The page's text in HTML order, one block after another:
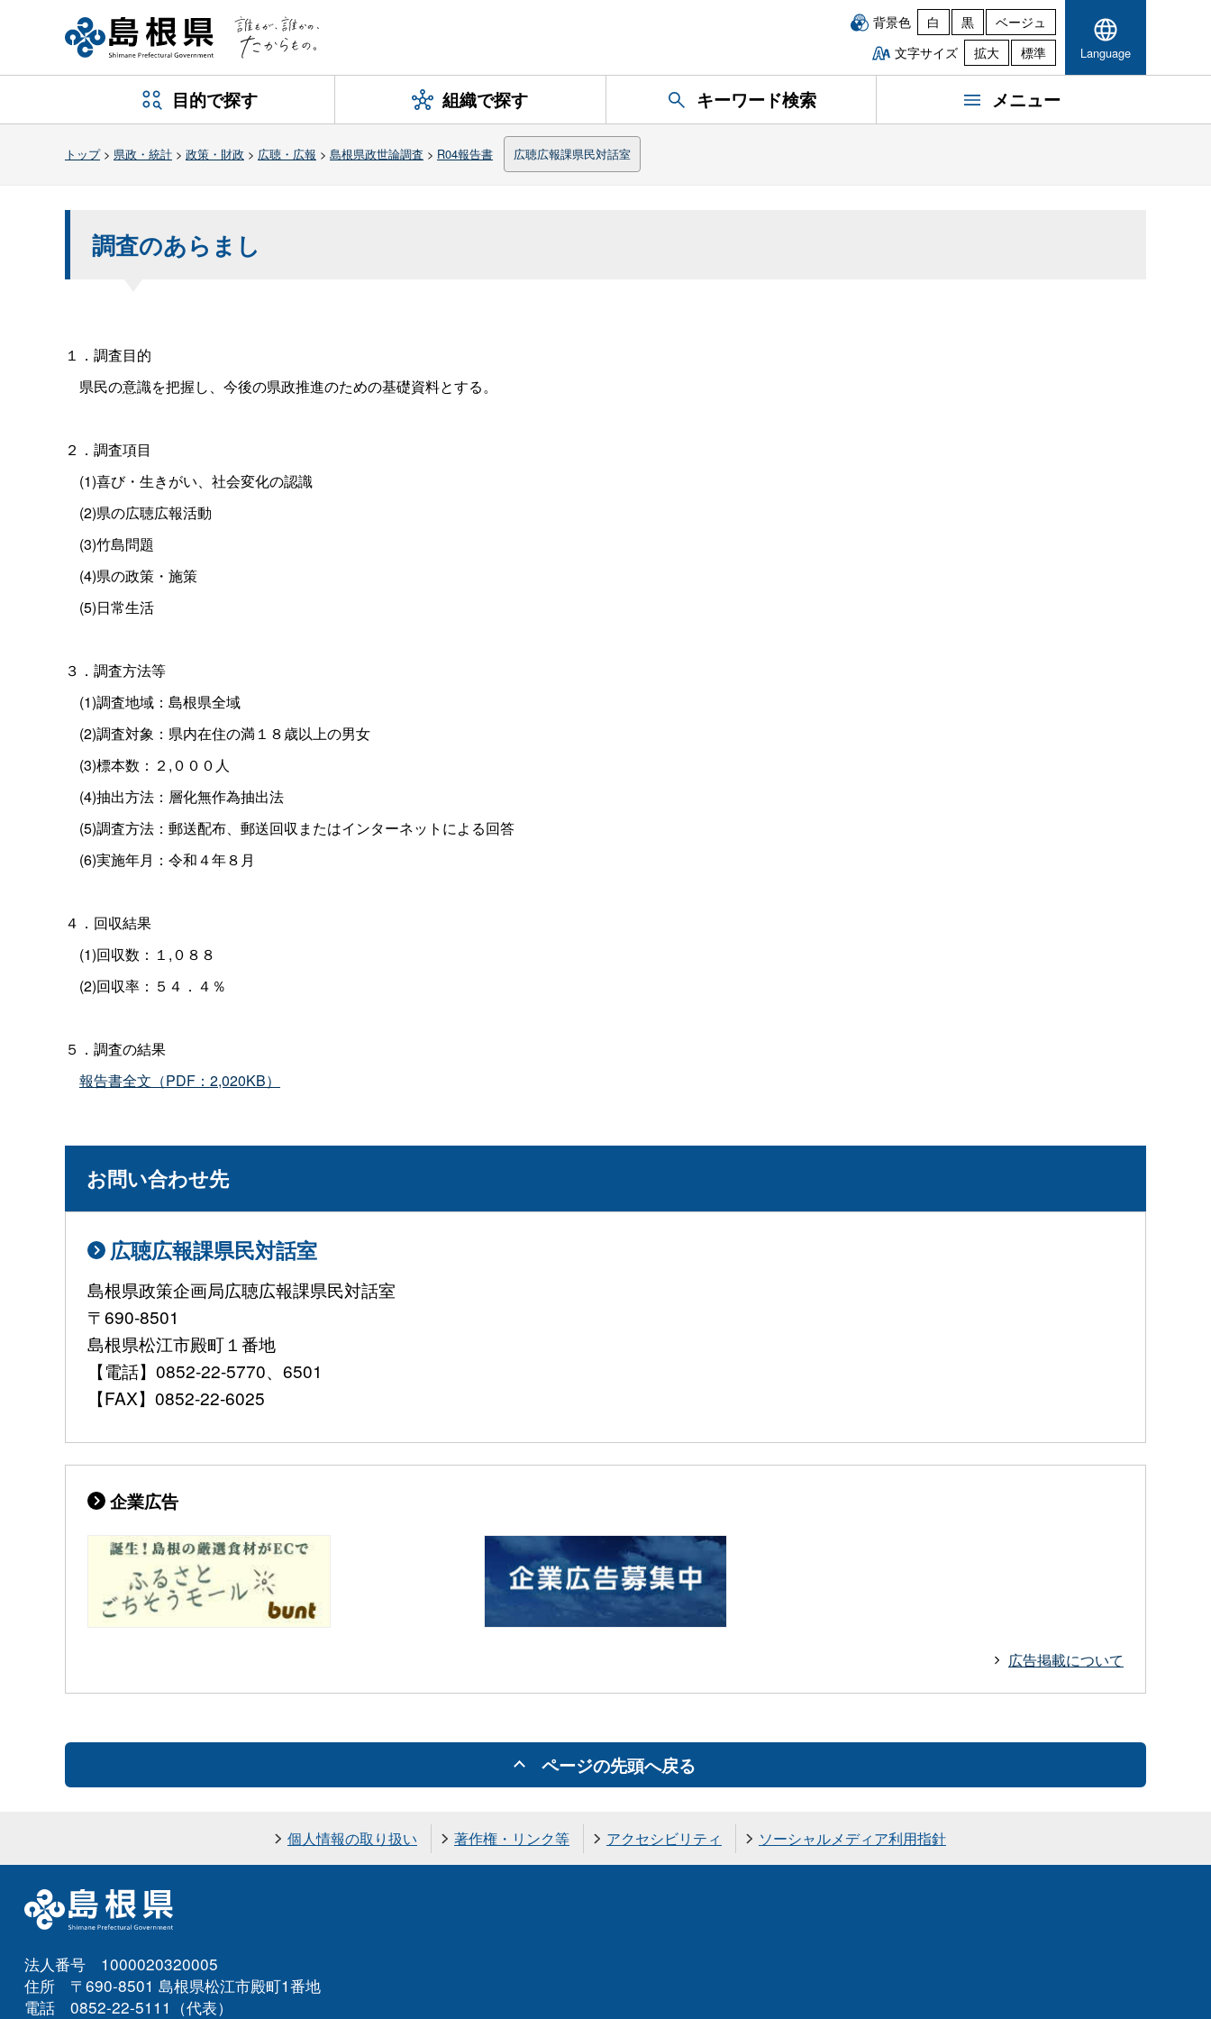
背景色 白 黒
ベージュ
文字サイズ
拡大 標準 Language
目的で探す 組織で探す キーワード検索 メニュー
トップ> 県政・統計 > 政策・財政 > 広聴・広報 > 島根県政世論調査 > R04報告書 広聴広報課県民対話室
調査のあらまし
１．調査目的
県民の意識を把握し、今後の県政推進のための基礎資料とする。
２．調査項目
(1)喜び・生きがい、社会変化の認識
(2)県の広聴広報活動
(3)竹島問題
(4)県の政策・施策
(5)日常生活
３．調査方法等
(1)調査地域：島根県全域
(2)調査対象：県内在住の満１８歳以上の男女
(3)標本数：２,０００人
(4)抽出方法：層化無作為抽出法
(5)調査方法：郵送配布、郵送回収またはインターネットによる回答
(6)実施年月：令和４年８月
４．回収結果
(1)回収数：１,０８８
(2)回収率：５４．４％
５．調査の結果
報告書全文（PDF：2,020KB）
お問い合わせ先
広聴広報課県民対話室
島根県政策企画局広聴広報課県民対話室
〒690-8501
島根県松江市殿町１番地
【電話】0852-22-5770、6501
【FAX】0852-22-6025
企業広告
広告掲載について
ページの先頭へ戻る
個人情報の取り扱い 著作権・リンク等 アクセシビリティ ソーシャルメディア利用指針
法人番号 1000020320005
住所 〒690-8501 島根県松江市殿町1番地
電話 0852-22-5111（代表）